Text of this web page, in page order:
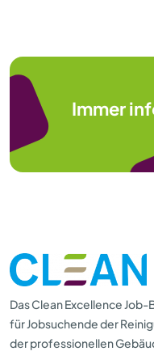
Immer
Das Clean Excellence
für Jobsuchende der
der professionellen